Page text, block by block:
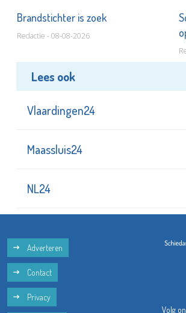
Brandstichter is zoek
Redactie - 08-08-2026
Lees ook
Vlaardingen24
Maassluis24
NL24
Adverteren
Contact
Privacy
Volg